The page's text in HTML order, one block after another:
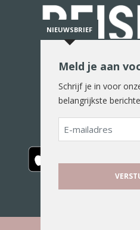
De reiswereld in
NIEUWSBRIEF
Meld je aan
Schrijf je in voor
belangrijkste
E-
mailadres